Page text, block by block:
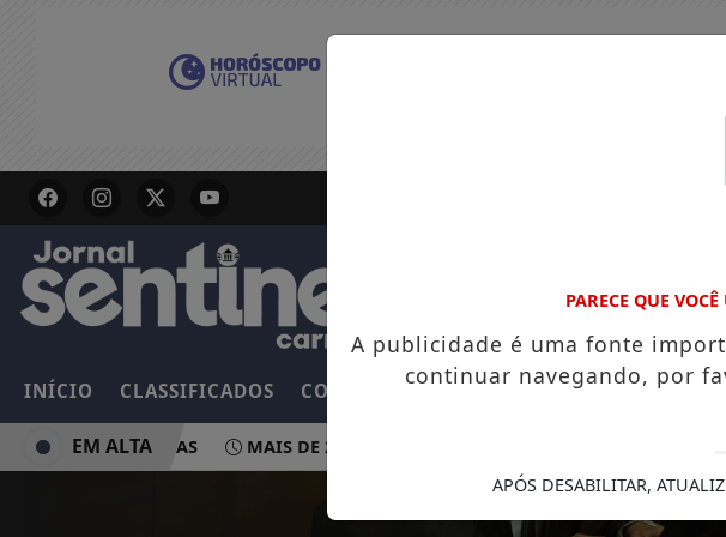
INÍCIO CLASSIFICADOS COLUNAS EMPREGOS GUIA
MAIS DE 200 MIL CONTINUAM SEM ENERGIA NO RIO APÓS
EM ALTA
PARECE QUE
A publicidade é uma fonte
continuar navegando, por
APÓS DESABILITAR,